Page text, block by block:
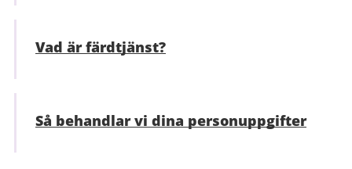
Vad är färdtjänst?
Så behandlar vi dina personuppgifter